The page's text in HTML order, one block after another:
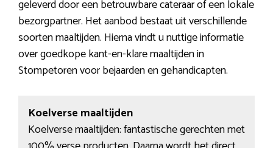
geleverd door een betrouwbare cateraar of een lokale
bezorgpartner. Het aanbod bestaat uit verschillende
soorten maaltijden. Hierna vindt u nuttige informatie
over goedkope kant-en-klare maaltijden in
Stompetoren voor bejaarden en gehandicapten.
Koelverse maaltijden
Koelverse maaltijden: fantastische gerechten met